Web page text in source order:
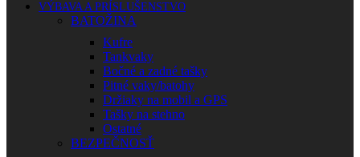
VÝBAVA A PRÍSLUŠENSTVO
BATOŽINA
Kufre
Tankvaky
Bočné a zadné tašky
Pitné vaky/batohy
Držiaky na mobil a GPS
Tašky na stehno
Ostatné
BEZPEČNOSŤ